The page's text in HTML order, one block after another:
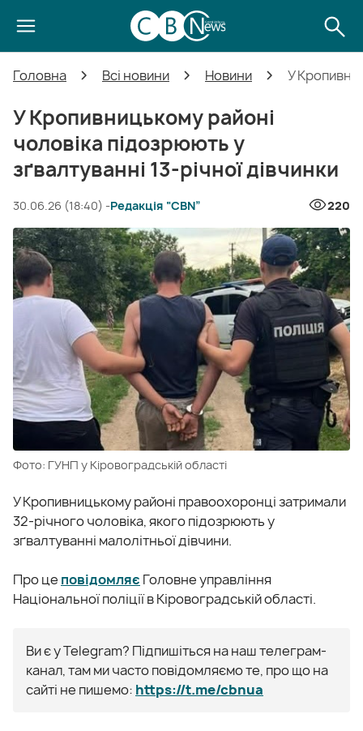
Головна Всі новини Новини У
У Кропивницькому районі
чоловіка підозрюють у
зґвалтуванні 13-річної дівчинки
30.06.26 (18:40) -Редакція “CBN” 220
Фото: ГУНП у Кіровоградській області
У Кропивницькому районі правоохоронці затримали
32-річного чоловіка, якого підозрюють у
зґвалтуванні малолітньої дівчини.
Про це повідомляє Головне управління
Національної поліції в Кіровоградській області.
Ви є у Telegram? Підпишіться на наш телеграм-
канал, там ми часто повідомляємо те, про що на
сайті не пишемо: https://t.me/cbnua